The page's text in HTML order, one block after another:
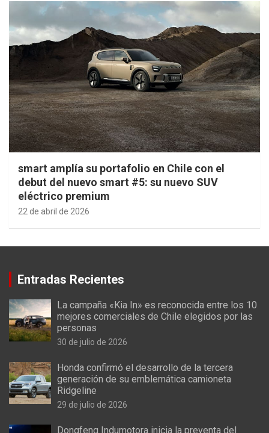
smart amplía su portafolio en Chile con el
debut del nuevo smart #5: su nuevo SUV
eléctrico premium
22 de abril de 2026
Entradas Recientes
La campaña «Kia In» es reconocida entre los 10
mejores comerciales de Chile elegidos por las
personas
30 de julio de 2026
Honda confirmó el desarrollo de la tercera
generación de su emblemática camioneta
Ridgeline
29 de julio de 2026
Dongfeng Indumotora inicia la preventa del